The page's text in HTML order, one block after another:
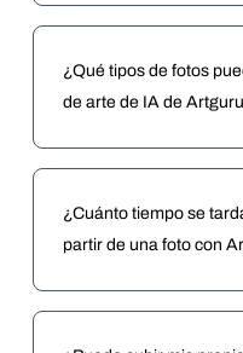
¿Qué tipos de fotos
de arte de IA de
¿Cuánto tiempo se
partir de una foto con